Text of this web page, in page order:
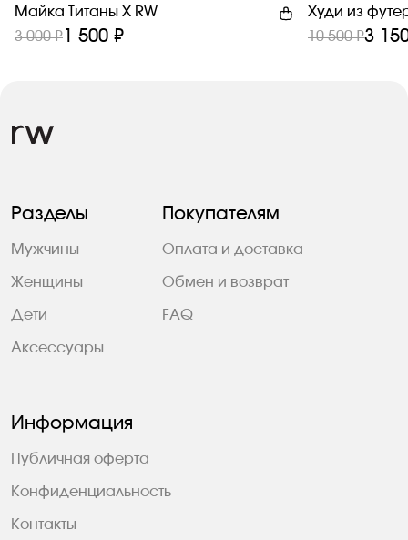
Майка Титаны X RW
3 000 ₽1 500 ₽
Худи из
10 500 ₽3
Разделы
Мужчины
Женщины
Дети
Аксессуары
Покупателям
Оплата и доставка
Обмен и возврат
FAQ
Информация
Публичная оферта
Конфиденциальность
Контакты